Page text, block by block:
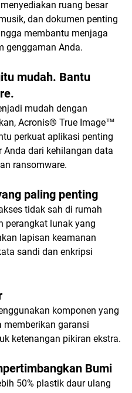
ruang besar
dan dokumen penting
membantu menjaga
genggaman Anda.
mudah. Bantu
mudah dengan
Acronis® True Image™
perkuat aplikasi penting
dari kehilangan data
ransomware.
paling penting
tidak sah di rumah
perangkat lunak yang
lapisan keamanan
sandi dan enkripsi
komponen yang
memberikan garansi
ketenangan pikiran ekstra.
Bumi
50% plastik daur ulang